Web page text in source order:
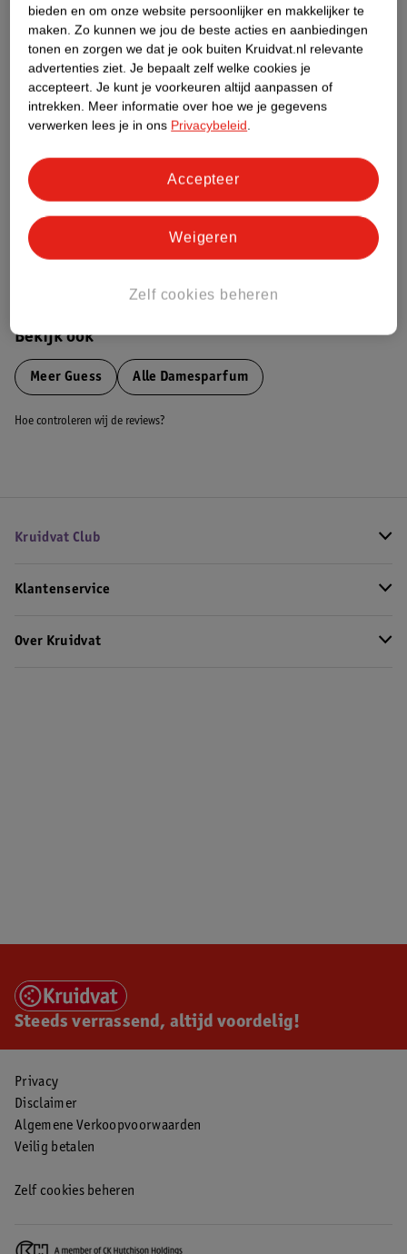
Productinformatie
Etiketinformatie
Nature Impact Score
Dit product heeft (nog) geen Nature
Impact Score.
Bekijk ook
Meer Guess Alle Damesparfum
Hoe controleren wij de reviews?
Kruidvat Club
Klantenservice
Over Kruidvat
Steeds verrassend, altijd voordelig!
Privacy
Disclaimer
Algemene Verkoopvoorwaarden
Veilig betalen
Zelf cookies beheren
bieden en om onze website persoonlijker en makkelijker te
maken. Zo kunnen we jou de beste acties en aanbiedingen
tonen en zorgen we dat je ook buiten Kruidvat.nl relevante
advertenties ziet. Je bepaalt zelf welke cookies je
accepteert. Je kunt je voorkeuren altijd aanpassen of
intrekken. Meer informatie over hoe we je gegevens
verwerken lees je in ons Privacybeleid.
Zelf cookies beheren
Weigeren
Accepteer